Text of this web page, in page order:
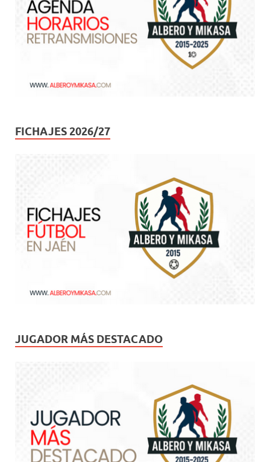
FICHAJES 2026/27
JUGADOR MÁS DESTACADO